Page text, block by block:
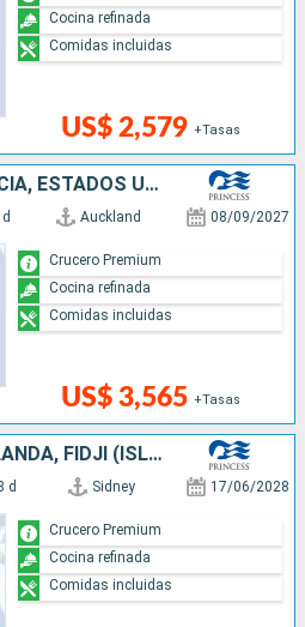
US$ 2,579 +Tasas
Cocina refinada
Comidas incluidas
NUEVA ZELANDA, FRANCIA, ESTADOS UNIDOS, SAMOA, FIDJI (ISLAS), AUSTRALIA
Auckland 08/09/2027
US$ 3,565 +Tasas
Crucero Premium
Cocina refinada
Comidas incluidas
AUSTRALIA, NUEVA ZELANDA, FIDJI (ISLAS), SAMOA, FRANCIA, CANADÁ, ESTADOS UNIDOS, JAPÓN
d Sidney 17/06/2028
Crucero Premium
Cocina refinada
Comidas incluidas